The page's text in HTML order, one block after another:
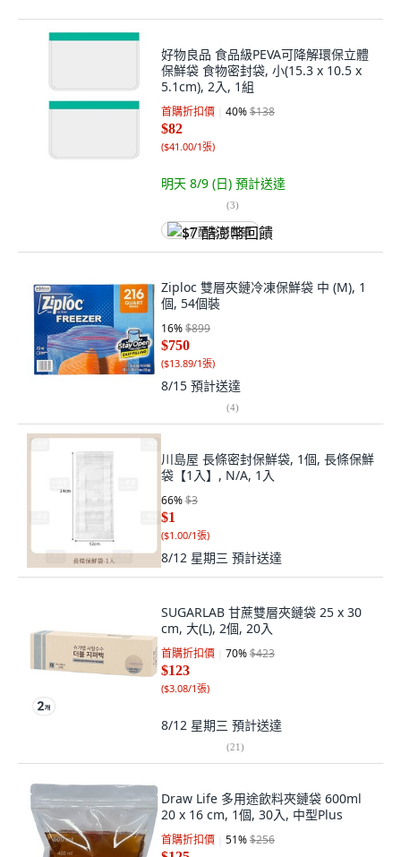
好物良品 食品級PEVA可降解環保立體
保鮮袋 食物密封袋, 小(15.3 x 10.5 x
5.1cm), 2入, 1組
首購折扣價 40%$138
$82
($41.00/1張)
明天 8/9 (日) 預計送達
(3)
$7 酷澎幣回饋
Ziploc 雙層夾鏈冷凍保鮮袋 中 (M), 1
個, 54個裝
16%$899
$750
($13.89/1張)
8/15 預計送達
(4)
川島屋 長條密封保鮮袋, 1個, 長條保鮮
袋【1入】, N/A, 1入
66%$3
$1
($1.00/1張)
8/12 星期三 預計送達
SUGARLAB 甘蔗雙層夾鏈袋 25 x 30
cm, 大(L), 2個, 20入
首購折扣價 70%$423
$123
($3.08/1張)
8/12 星期三 預計送達
(21)
Draw Life 多用途飲料夾鏈袋 600ml
20 x 16 cm, 1個, 30入, 中型Plus
首購折扣價 51%$256